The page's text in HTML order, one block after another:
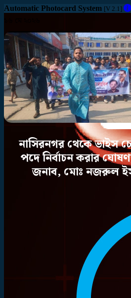
Automatic Photocard System [V 2.1]
নাসিরনগর থেকেভাইস
পদেনির্বাচনকরার
জনাব, মোঃ নজরুল